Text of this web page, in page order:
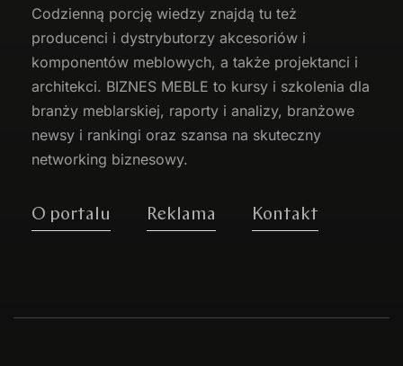
Codzienną porcję wiedzy znajdą tu też
producenci i dystrybutorzy akcesoriów i
komponentów meblowych, a także projektanci i
architekci. BIZNES MEBLE to kursy i szkolenia dla
branży meblarskiej, raporty i analizy, branżowe
newsy i rankingi oraz szansa na skuteczny
networking biznesowy.
O portalu Reklama Kontakt